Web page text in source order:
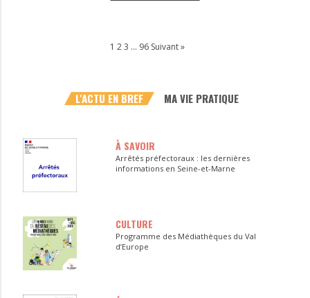
1 2 3 … 96 Suivant »
L'ACTU EN BREF MA VIE PRATIQUE
À SAVOIR
Arrêtés préfectoraux : les dernières
informations en Seine-et-Marne
CULTURE
Programme des Médiathèques du Val
d’Europe